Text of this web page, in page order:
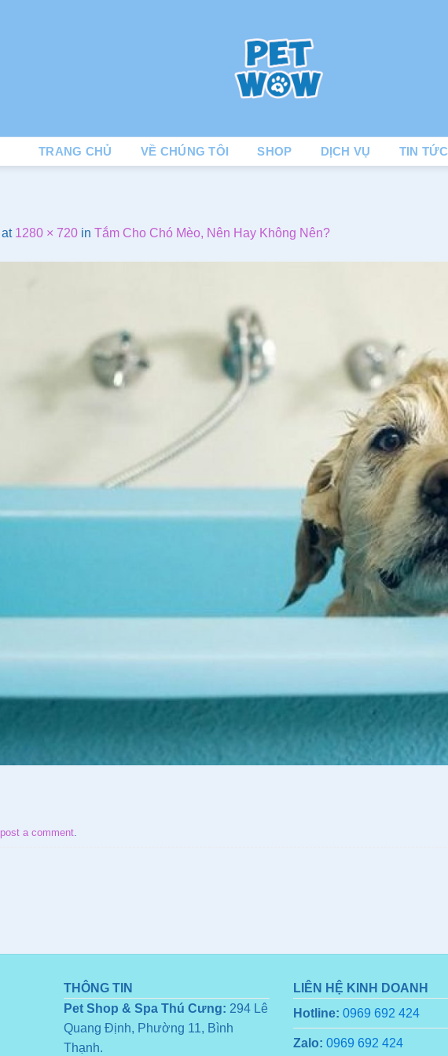
TRANG CHỦ VỀ CHÚNG TÔI SHOP DỊCH VỤ TIN TỨC
at 1280 × 720 in Tắm Cho Chó Mèo, Nên Hay Không Nên?
post a comment.
THÔNG TIN
Pet Shop & Spa Thú Cưng: 294 Lê
Quang Định, Phường 11, Bình
Thạnh.
LIÊN HỆ KINH DOANH
Hotline: 0969 692 424
Zalo: 0969 692 424